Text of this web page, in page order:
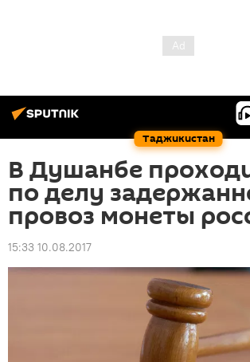
Таджикистан
В Душанбе
по делу
провоз монеты
15:33 10.08.2017